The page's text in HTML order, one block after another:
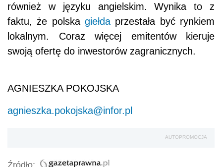
również w języku angielskim. Wynika to z
faktu, że polska giełdaprzestała być rynkiem
lokalnym. Coraz więcej emitentów kieruje
swoją ofertę do inwestorów zagranicznych.
AGNIESZKA POKOJSKA
agnieszka.pokojska@infor.pl
AUTOPROMOCJA